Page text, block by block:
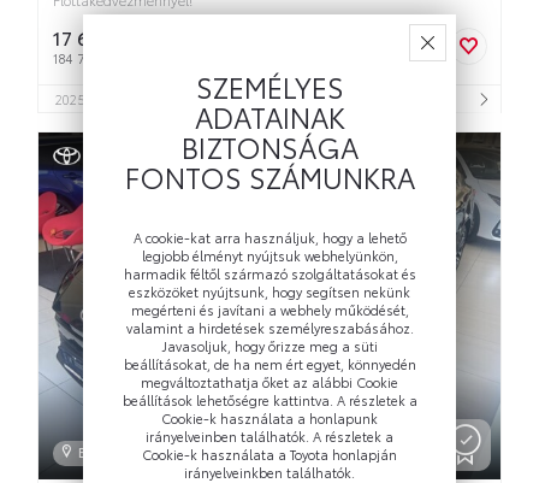
17 615 000 Ft
184 795 Ft/hó
2025 2 487 cm3 Automata
Eger
SZEMÉLYES
ADATAINAK
BIZTONSÁGA
FONTOS SZÁMUNKRA
A cookie-kat arra használjuk, hogy a lehető
legjobb élményt nyújtsuk webhelyünkön,
harmadik féltől származó szolgáltatásokat és
eszközöket nyújtsunk, hogy segítsen nekünk
megérteni és javítani a webhely működését,
valamint a hirdetések személyreszabásához.
Javasoljuk, hogy őrizze meg a süti
beállításokat, de ha nem ért egyet, könnyedén
megváltoztathatja őket az alábbi Cookie
beállítások lehetőségre kattintva. A részletek a
Cookie-k használata a honlapunk
irányelveinben találhatók. A részletek a
Cookie-k használata a Toyota honlapján
irányelveinkben találhatók.